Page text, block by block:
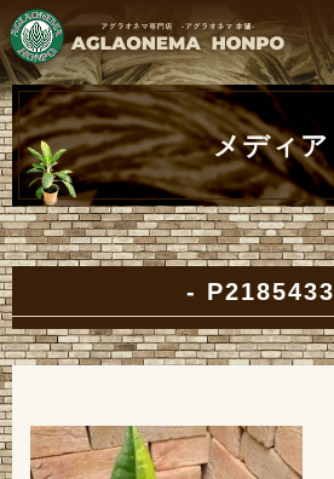
メディア
P2185433